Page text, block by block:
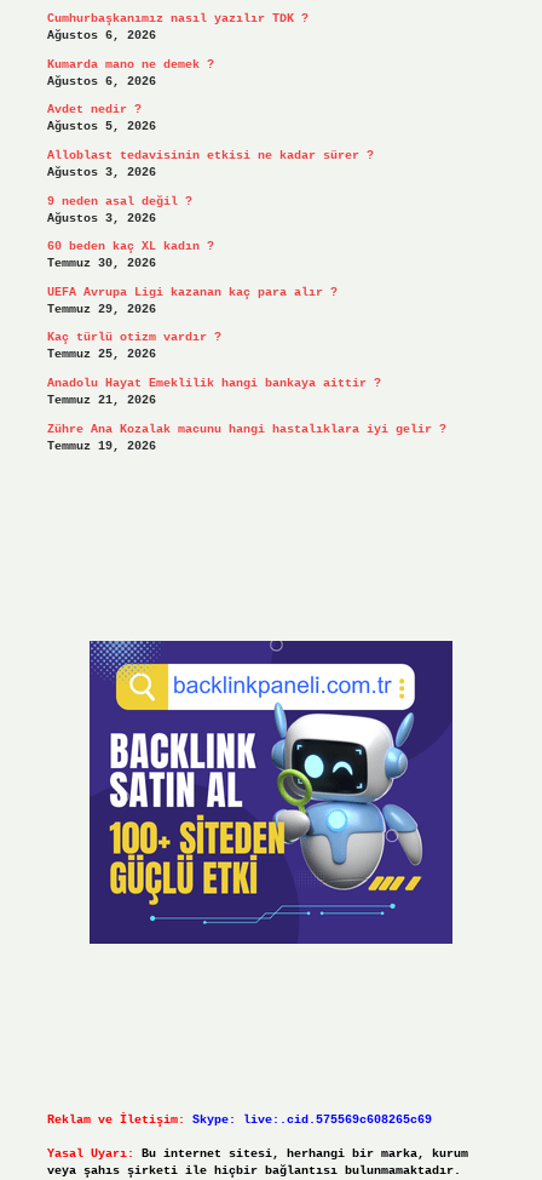
Cumhurbaşkanımız nasıl yazılır TDK ?
Ağustos 6, 2026
Kumarda mano ne demek ?
Ağustos 6, 2026
Avdet nedir ?
Ağustos 5, 2026
Alloblast tedavisinin etkisi ne kadar sürer ?
Ağustos 3, 2026
9 neden asal değil ?
Ağustos 3, 2026
60 beden kaç XL kadın ?
Temmuz 30, 2026
UEFA Avrupa Ligi kazanan kaç para alır ?
Temmuz 29, 2026
Kaç türlü otizm vardır ?
Temmuz 25, 2026
Anadolu Hayat Emeklilik hangi bankaya aittir ?
Temmuz 21, 2026
Zühre Ana Kozalak macunu hangi hastalıklara iyi gelir ?
Temmuz 19, 2026
Reklam ve İletişim: Skype: live:.cid.575569c608265c69
Yasal Uyarı:
Bu internet sitesi, herhangi bir marka, kurum
veya şahıs şirketi ile hiçbir bağlantısı bulunmamaktadır.